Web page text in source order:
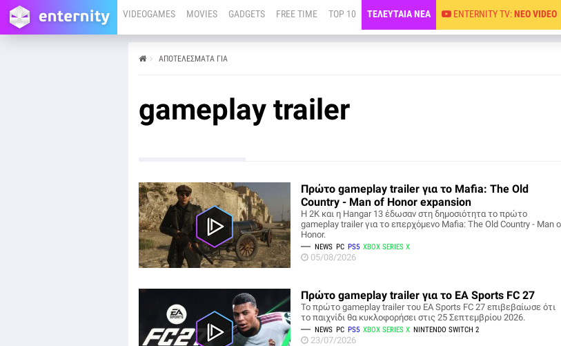
VIDEOGAMES MOVIES GADGETS FREE TIME TOP 10 ΤΕΛΕΥΤΑΙΑ ΝΕΑ ENTERNITY TV:ΝΕΟ VIDEO
ΑΠΟΤΕΛΕΣΜΑΤΑ ΓΙΑ
gameplay trailer
Πρώτο gameplay trailer για το Mafia: The Old
Country - Man of Honor expansion
Η 2K και η Hangar 13 έδωσαν στη δημοσιότητα το πρώτο
gameplay trailer για το επερχόμενο Mafia: The Old Country - Man
Honor.
NEWS PC PS5 XBOX SERIES X
05/08/2026
Πρώτο gameplay trailer για το EA Sports FC 27
Το πρώτο gameplay trailer του EA Sports FC 27 επιβεβαίωσε ότι
το παιχνίδι θα κυκλοφορήσει στις 25 Σεπτεμβρίου 2026.
NEWS PC PS5 XBOX SERIES X NINTENDO SWITCH 2
23/07/2026